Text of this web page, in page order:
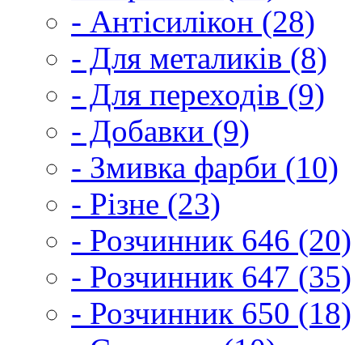
- Антісилікон (28)
- Для металиків (8)
- Для переходів (9)
- Добавки (9)
- Змивка фарби (10)
- Різне (23)
- Розчинник 646 (20)
- Розчинник 647 (35)
- Розчинник 650 (18)